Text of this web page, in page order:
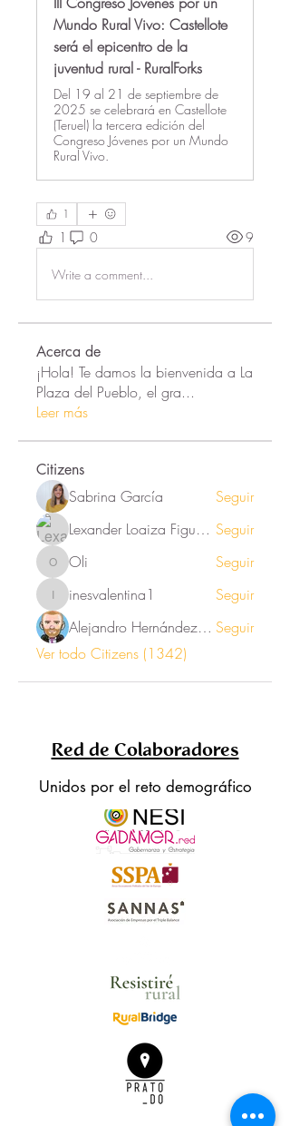
Mundo Rural Vivo: Castellote
será el epicentro de la
juventud rural - RuralForks
Del 19 al 21 de septiembre de
2025 se celebrará en Castellote
(Teruel) la tercera edición del
Congreso Jóvenes por un Mundo
Rural Vivo.
1
1 0 9
Write a comment...
Acerca de
¡Hola! Te damos la bienvenida a La
Plaza del Pueblo, el gra...
Leer más
Citizens
Sabrina García
Seguir
Lexander Loaiza Figueroa Seguir
Oli Oli Seguir
inesvalentina1
inesvalentina1
Seguir
Alejandro Hernández Renner Seguir
Ver todo Citizens (1342)
Red de Colaboradores
Unidos por el reto demográfico